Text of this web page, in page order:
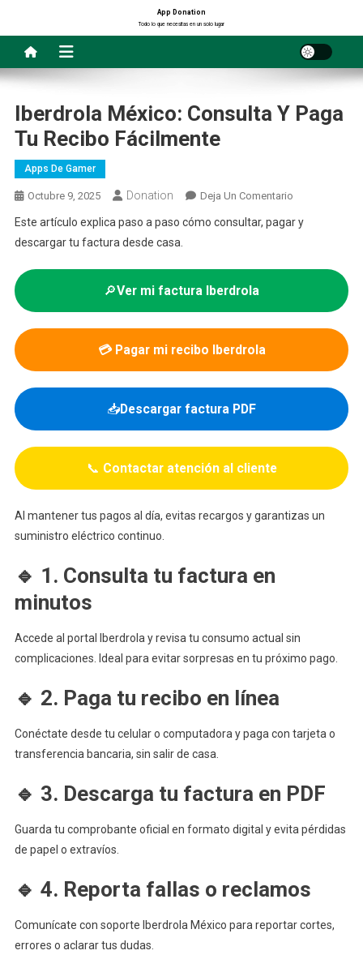
contenido
App Donation
Todo lo que necesitas en un solo lugar
Iberdrola México: Consulta Y Paga
Tu Recibo Fácilmente
Apps De Gamer
Octubre 9, 2025 Donation Deja Un ComentarioEn
México:
Y
Recibo
Este artículo explica paso a paso cómo consultar, pagar y
descargar tu factura desde casa.
🔎Ver mi factura Iberdrola
💳 Pagar mi recibo Iberdrola
📥Descargar factura PDF
📞 Contactar atención al cliente
Al mantener tus pagos al día, evitas recargos y garantizas un
suministro eléctrico continuo.
🔹 1. Consulta tu factura en
minutos
Accede al portal Iberdrola y revisa tu consumo actual sin
complicaciones. Ideal para evitar sorpresas en tu próximo pago.
🔹 2. Paga tu recibo en línea
Conéctate desde tu celular o computadora y paga con tarjeta o
transferencia bancaria, sin salir de casa.
🔹 3. Descarga tu factura en PDF
Guarda tu comprobante oficial en formato digital y evita pérdidas
de papel o extravíos.
🔹 4. Reporta fallas o reclamos
Comunícate con soporte Iberdrola México para reportar cortes,
errores o aclarar tus dudas.